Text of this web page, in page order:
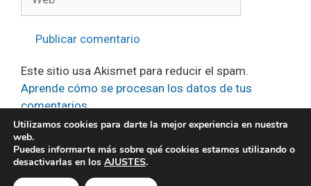
Este sitio usa Akismet para reducir el spam.
Aprende cómo se procesan los datos de tus
comentarios.
Utilizamos cookies para darte la mejor experiencia en nuestra
web.
Puedes informarte más sobre qué cookies estamos utilizando o
desactivarlas en los AJUSTES.